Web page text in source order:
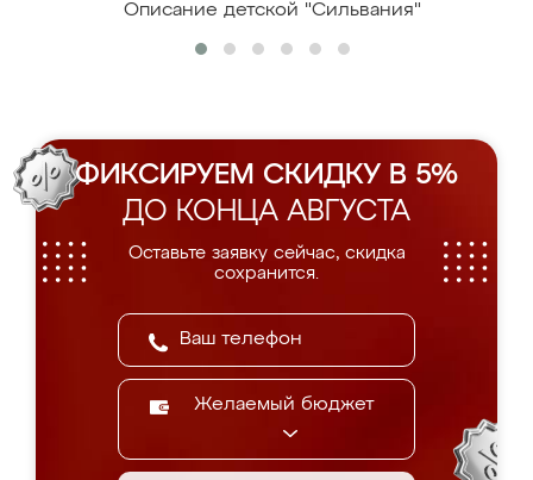
Описание детской "Сильвания"
ФИКСИРУЕМ СКИДКУ В 5%
ДО КОНЦА АВГУСТА
Оставьте заявку сейчас, скидка
сохранится.
Желаемый бюджет